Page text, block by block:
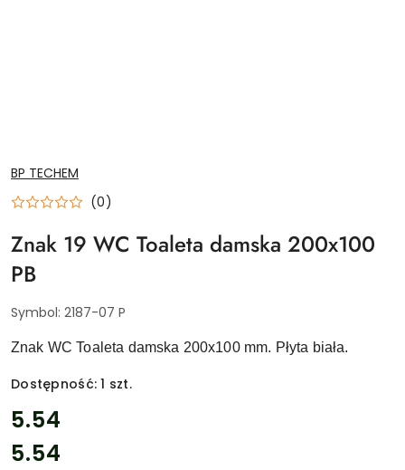
NAZWA
PRODUCENTA:
BP TECHEM
(0)
Znak 19 WC Toaleta damska 200x100
PB
Symbol: 2187-07 P
Znak WC Toaleta damska 200x100 mm. Płyta biała.
Dostępność:1 szt.
cena:
5.54
Cena:
5.54